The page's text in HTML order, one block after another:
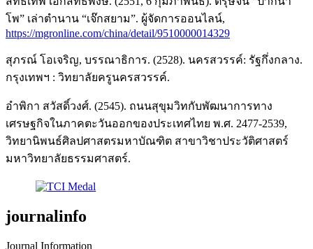
โพ” เล่าตำนาน “เจ๊กสยาม”. ผู้จัดการออนไลน์,
https://mgronline.com/china/detail/9510000014329
สุภรณ์ โอเจริญ, บรรณาธิการ. (2528). นครสวรรค์: รัฐกึ่งกลาง.
กรุงเทพฯ : วิทยาลัยครูนครสวรรค์.
อำพิกา สวัสดิ์วงศ์. (2545). ถนนสุขุมวิทกับพัฒนาการทาง
เศรษฐกิจในภาคตะวันออกของประเทศไทย พ.ศ. 2477-2539,
วิทยานิพนธ์ศิลปศาสตรมหาบัณฑิต สาขาวิชาประวัติศาสตร์
มหาวิทยาลัยธรรมศาสตร์.
journalinfo
Journal Information